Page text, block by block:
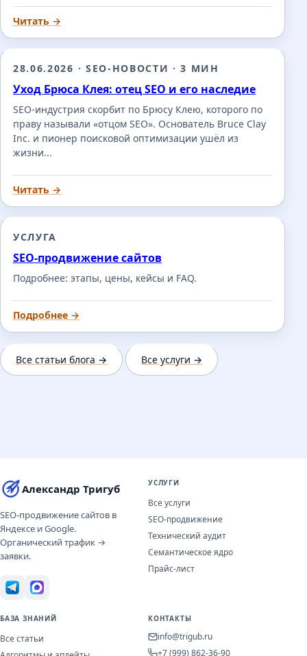
Читать →
28.06.2026 · SEO-НОВОСТИ · 3 МИН
Уход Брюса Клея: отец SEO и его наследие
SEO-индустрия скорбит по Брюсу Клею, которого по
праву называли «отцом SEO». Основатель Bruce Clay
Inc. и пионер поисковой оптимизации ушёл из
жизни...
Читать →
УСЛУГА
SEO-продвижение сайтов
Подробнее: этапы, цены, кейсы и FAQ.
Подробнее →
Все статьи блога → Все услуги →
Александр Тригуб
SEO-продвижение сайтов в
Яндексе и Google.
Органический трафик →
заявки.
УСЛУГИ
Все услуги
SEO-продвижение
Технический аудит
Семантическое ядро
Прайс-лист
БАЗА ЗНАНИЙ
Все статьи
КОНТАКТЫ
info@trigub.ru
+7 (999) 862-36-90